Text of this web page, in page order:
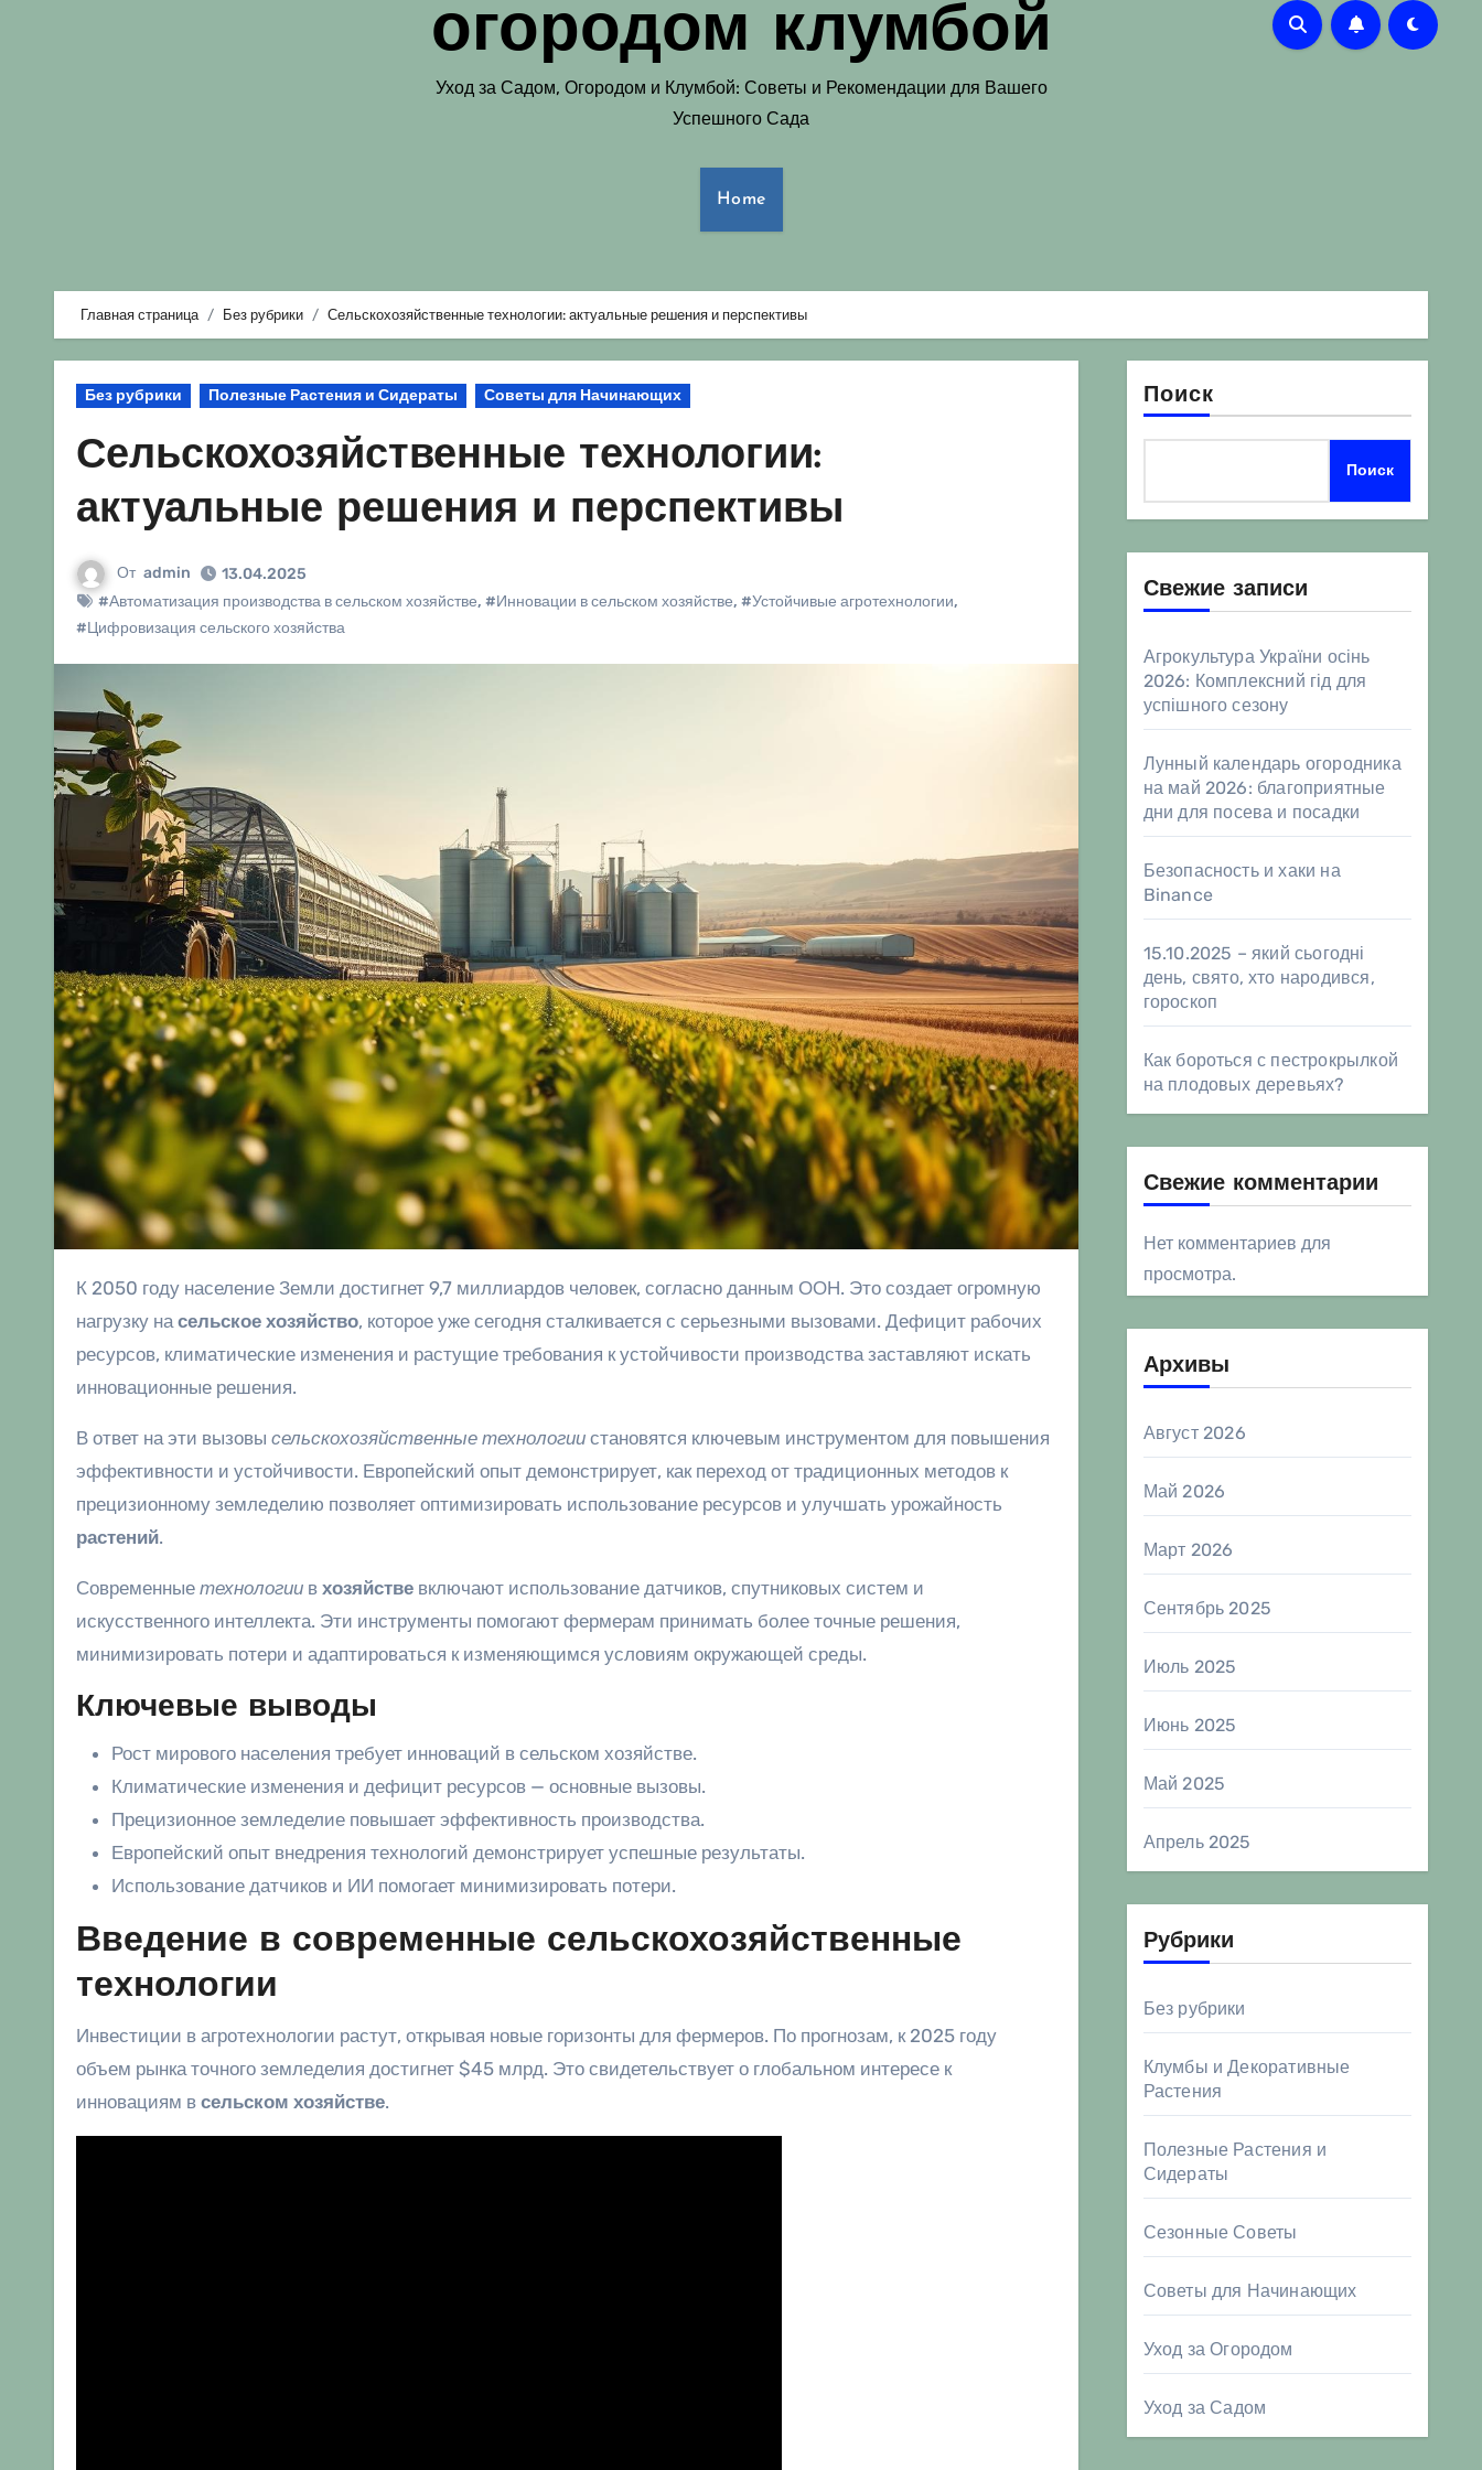
огородом клумбой
Уход за Садом, Огородом и Клумбой: Советы и Рекомендации для Вашего
Успешного Сада
Home
Главная страница Без рубрики Сельскохозяйственные технологии: актуальные решения и перспективы
Без рубрики Полезные Растения и Сидераты Советы для Начинающих
Сельскохозяйственные технологии:
актуальные решения и перспективы
От admin
13.04.2025
#Автоматизация производства в сельском хозяйстве, #Инновации в сельском хозяйстве, #Устойчивые агротехнологии,
#Цифровизация сельского хозяйства
К 2050 году население Земли достигнет 9,7 миллиардов человек, согласно данным ООН. Это создает огромную
нагрузку на сельское хозяйство, которое уже сегодня сталкивается с серьезными вызовами. Дефицит рабочих
ресурсов, климатические изменения и растущие требования к устойчивости производства заставляют искать
инновационные решения.
В ответ на эти вызовы сельскохозяйственные технологии становятся ключевым инструментом для повышения
эффективности и устойчивости. Европейский опыт демонстрирует, как переход от традиционных методов к
прецизионному земледелию позволяет оптимизировать использование ресурсов и улучшать урожайность
растений.
Современные технологии в хозяйстве включают использование датчиков, спутниковых систем и
искусственного интеллекта. Эти инструменты помогают фермерам принимать более точные решения,
минимизировать потери и адаптироваться к изменяющимся условиям окружающей среды.
Ключевые выводы
Рост мирового населения требует инноваций в сельском хозяйстве.
Климатические изменения и дефицит ресурсов — основные вызовы.
Прецизионное земледелие повышает эффективность производства.
Европейский опыт внедрения технологий демонстрирует успешные результаты.
Использование датчиков и ИИ помогает минимизировать потери.
Введение в современные сельскохозяйственные
технологии
Инвестиции в агротехнологии растут, открывая новые горизонты для фермеров. По прогнозам, к 2025 году
объем рынка точного земледелия достигнет $45 млрд. Это свидетельствует о глобальном интересе к
инновациям в сельском хозяйстве.
Поиск
Поиск
Свежие записи
Агрокультура України осінь
2026: Комплексний гід для
успішного сезону
Лунный календарь огородника
на май 2026: благоприятные
дни для посева и посадки
Безопасность и хаки на
Binance
15.10.2025 – який сьогодні
день, свято, хто народився,
гороскоп
Как бороться с пестрокрылкой
на плодовых деревьях?
Свежие комментарии
Нет комментариев для
просмотра.
Архивы
Август 2026
Май 2026
Март 2026
Сентябрь 2025
Июль 2025
Июнь 2025
Май 2025
Апрель 2025
Рубрики
Без рубрики
Клумбы и Декоративные
Растения
Полезные Растения и
Сидераты
Сезонные Советы
Советы для Начинающих
Уход за Огородом
Уход за Садом